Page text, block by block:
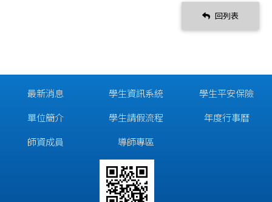
回列表
最新消息
單位簡介
師資成員
學生資訊系統
學生請假流程
導師專區
學生平安保險
年度行事曆